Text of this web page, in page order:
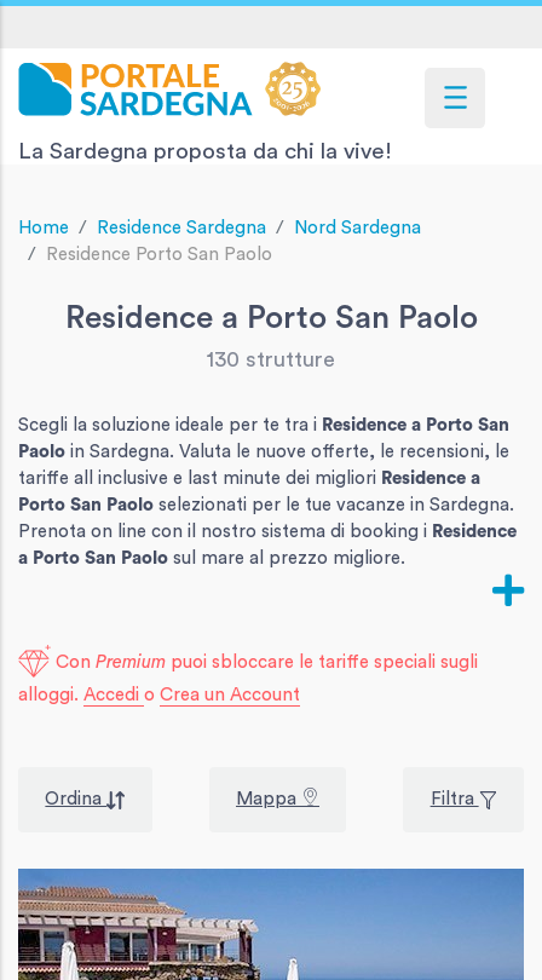
La Sardegna proposta da chi la vive!
Home Residence Sardegna
Nord Sardegna
Residence Porto San Paolo
Residence a Porto San Paolo
130 strutture
Scegli la soluzione ideale per te tra i Residence a Porto San
Paolo in Sardegna. Valuta le nuove offerte, le recensioni, le
tariffe all inclusive e last minute dei migliori Residence a
Porto San Paolo selezionati per le tue vacanze in Sardegna.
Prenota on line con il nostro sistema di booking i Residence
a Porto San Paolo sul mare al prezzo migliore.
Con Premium puoi sbloccare le tariffe speciali sugli
alloggi. Accedi o Crea un Account
Ordina Mappa Filtra